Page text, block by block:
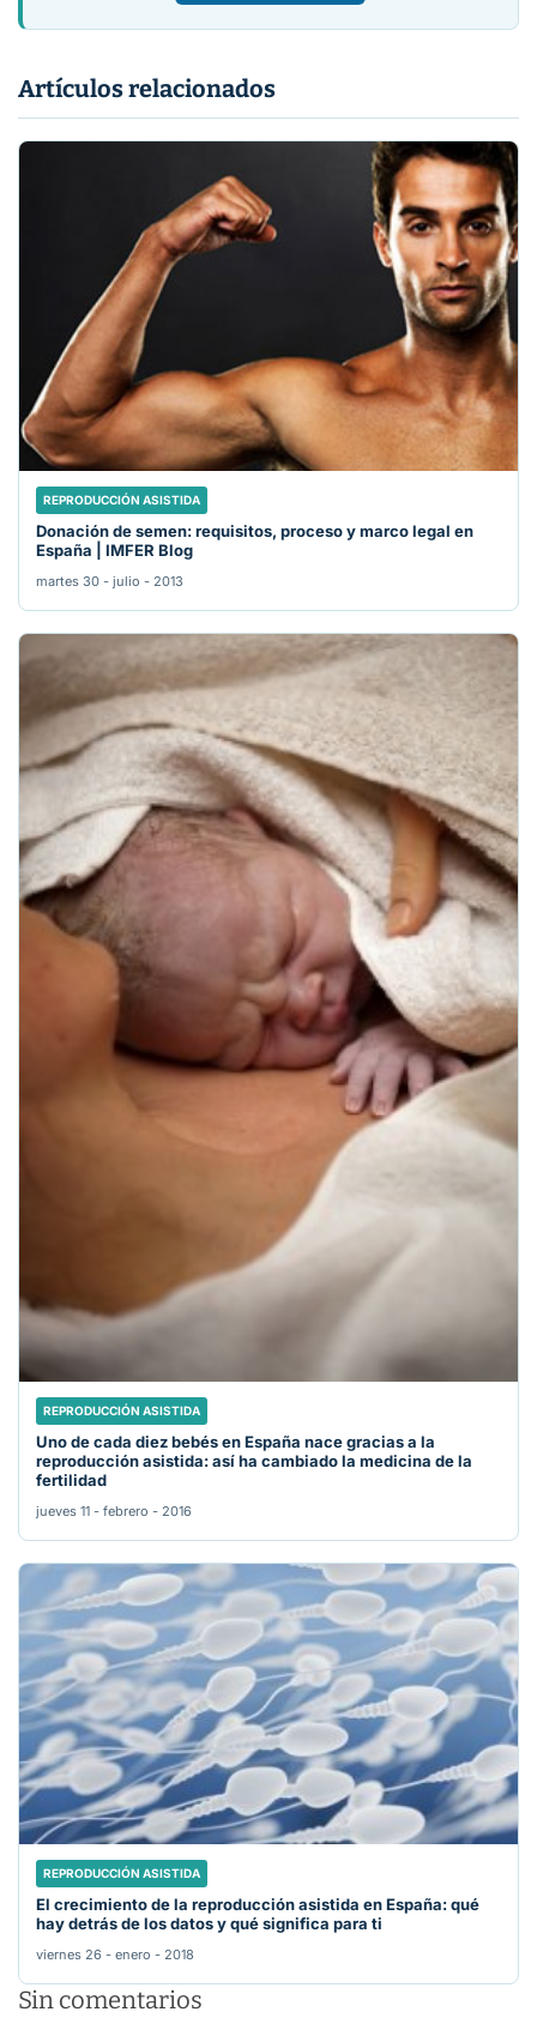
Artículos relacionados
REPRODUCCIÓN ASISTIDA
Donación de semen: requisitos, proceso y marco legal en
España | IMFER Blog
martes 30 - julio - 2013
REPRODUCCIÓN ASISTIDA
Uno de cada diez bebés en España nace gracias a la
reproducción asistida: así ha cambiado la medicina de la
fertilidad
jueves 11 - febrero - 2016
REPRODUCCIÓN ASISTIDA
El crecimiento de la reproducción asistida en España: qué
hay detrás de los datos y qué significa para ti
viernes 26 - enero - 2018
Sin comentarios